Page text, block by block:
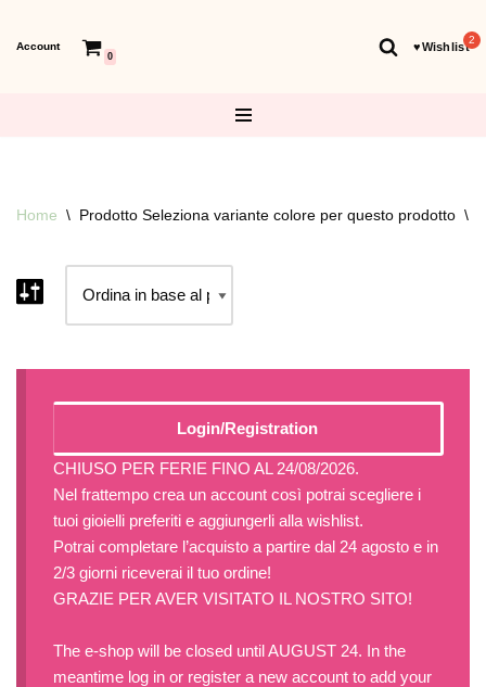
Account
0
♥︎Wishlist
Home \ Prodotto Seleziona variante colore per questo prodotto \
Login/Registration
CHIUSO PER FERIE FINO AL 24/08/2026.
Nel frattempo crea un account così potrai scegliere i
tuoi gioielli preferiti e aggiungerli alla wishlist.
Potrai completare l’acquisto a partire dal 24 agosto e in
2/3 giorni riceverai il tuo ordine!
GRAZIE PER AVER VISITATO IL NOSTRO SITO!
The e-shop will be closed until AUGUST 24. In the
meantime log in or register a new account to add your